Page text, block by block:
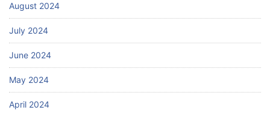
August 2024
July 2024
June 2024
May 2024
April 2024